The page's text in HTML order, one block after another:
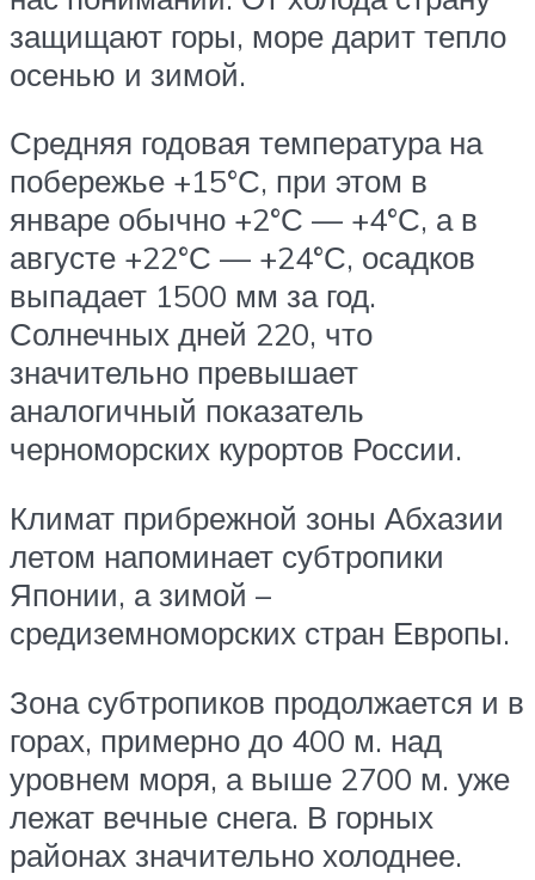
защищают горы, море дарит тепло
осенью и зимой.
Средняя годовая температура на
побережье +15°С, при этом в
январе обычно +2°С — +4°С, а в
августе +22°С — +24°С, осадков
выпадает 1500 мм за год.
Солнечных дней 220, что
значительно превышает
аналогичный показатель
черноморских курортов России.
Климат прибрежной зоны Абхазии
летом напоминает субтропики
Японии, а зимой –
средиземноморских стран Европы.
Зона субтропиков продолжается и в
горах, примерно до 400 м. над
уровнем моря, а выше 2700 м. уже
лежат вечные снега. В горных
районах значительно холоднее.